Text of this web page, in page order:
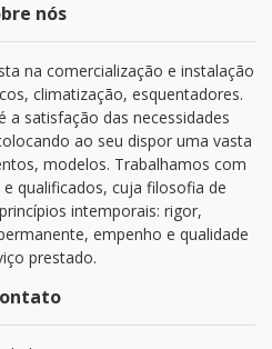
nós
na comercialização e instalação
climatização, esquentadores.
a satisfação das necessidades
ao seu dispor uma vasta
modelos. Trabalhamos com
qualificados, cuja filosofia de
intemporais: rigor,
empenho e qualidade
prestado.